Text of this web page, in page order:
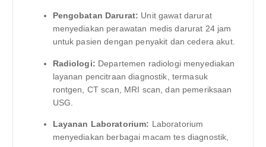
Pengobatan Darurat: Unit gawat darurat
menyediakan perawatan medis darurat 24 jam
untuk pasien dengan penyakit dan cedera akut.
Radiologi: Departemen radiologi menyediakan
layanan pencitraan diagnostik, termasuk
rontgen, CT scan, MRI scan, dan pemeriksaan
USG.
Layanan Laboratorium: Laboratorium
menyediakan berbagai macam tes diagnostik,